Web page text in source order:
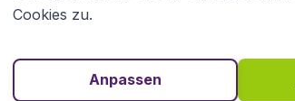
Cookies zu.
Anpassen